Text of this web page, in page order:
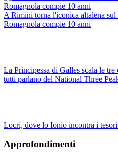
A Rimini torna l'iconica altalena
Romagnola compie 10 anni
La Principessa di Galles scala le
tutti parlano del National Three
Locri, dove lo Ionio incontra i
Approfondimenti